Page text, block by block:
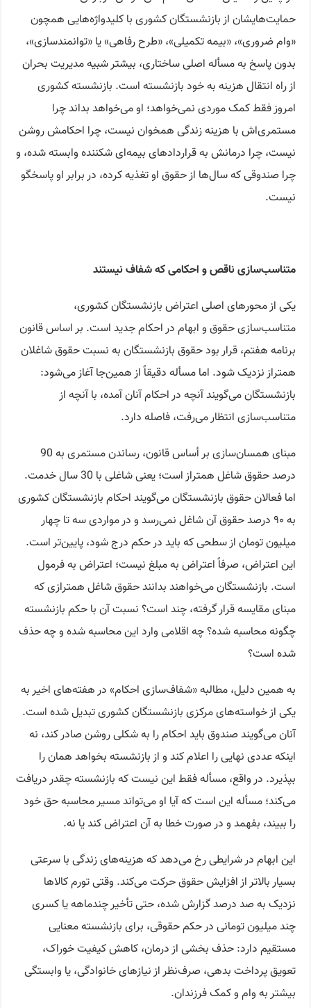
حمایت‌هایشان از بازنشستگان کشوری با کلیدواژه‌هایی همچون
«وام ضروری»، «بیمه تکمیلی»، «طرح رفاهی» یا «توانمندسازی»،
بدون پاسخ به مسأله اصلی ساختاری، بیشتر شبیه مدیریت بحران
از راه انتقال هزینه به خود بازنشسته است. بازنشسته کشوری
امروز فقط کمک موردی نمی‌خواهد؛ او می‌خواهد بداند چرا
مستمری‌اش با هزینه زندگی همخوان نیست، چرا احکامش روشن
نیست، چرا درمانش به قراردادهای بیمه‌ای شکننده وابسته شده، و
چرا صندوقی که سال‌ها از حقوق او تغذیه کرده، در برابر او پاسخگو
نیست.
متناسب‌سازی ناقص و احکامی که شفاف نیستند
یکی از محورهای اصلی اعتراض بازنشستگان کشوری،
متناسب‌سازی حقوق و ابهام در احکام جدید است. بر اساس قانون
برنامه هفتم، قرار بود حقوق بازنشستگان به نسبت حقوق شاغلان
همتراز نزدیک شود. اما مسأله دقیقاً از همین‌جا آغاز می‌شود:
بازنشستگان می‌گویند آنچه در احکام آنان آمده، با آنچه از
متناسب‌سازی انتظار می‌رفت، فاصله دارد.
مبنای همسان‌سازی بر أساس قانون، رساندن مستمری به 90
درصد حقوق شاغل همتراز است؛ یعنی شاغلی با 30 سال خدمت.
اما فعالان حقوق بازنشستگان می‌گویند احکام بازنشستگان کشوری
به ۹۰ درصد حقوق آن شاغل نمی‌رسد و در مواردی سه تا چهار
میلیون تومان از سطحی که باید در حکم درج شود، پایین‌تر است.
این اعتراض، صرفاً اعتراض به مبلغ نیست؛ اعتراض به فرمول
است. بازنشستگان می‌خواهند بدانند حقوق شاغل همترازی که
مبنای مقایسه قرار گرفته، چند است؟ نسبت آن با حکم بازنشسته
چگونه محاسبه شده؟ چه اقلامی وارد این محاسبه شده و چه حذف
شده است؟
به همین دلیل، مطالبه «شفاف‌سازی احکام» در هفته‌های اخیر به
یکی از خواسته‌های مرکزی بازنشستگان کشوری تبدیل شده است.
آنان می‌گویند صندوق باید احکام را به شکلی روشن صادر کند، نه
اینکه عددی نهایی را اعلام کند و از بازنشسته بخواهد همان را
بپذیرد. در واقع، مسأله فقط این نیست که بازنشسته چقدر دریافت
می‌کند؛ مسأله این است که آیا او می‌تواند مسیر محاسبه حق خود
را ببیند، بفهمد و در صورت خطا به آن اعتراض کند یا نه.
این ابهام در شرایطی رخ می‌دهد که هزینه‌های زندگی با سرعتی
بسیار بالاتر از افزایش حقوق حرکت می‌کند. وقتی تورم کالاها
نزدیک به صد درصد گزارش شده، حتی تأخیر چندماهه یا کسری
چند میلیون تومانی در حکم حقوقی، برای بازنشسته معنایی
مستقیم دارد: حذف بخشی از درمان، کاهش کیفیت خوراک،
تعویق پرداخت بدهی، صرف‌نظر از نیازهای خانوادگی، یا وابستگی
بیشتر به وام و کمک فرزندان.